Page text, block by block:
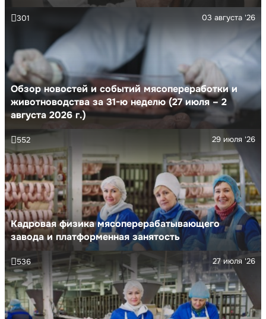
Обзор новостей и событий мясопереработки и
животноводства за 31-ю неделю (27 июля – 2
августа 2026 г.)
03 августа '26
301
Кадровая физика мясоперерабатывающего
завода и платформенная занятость
29 июля '26
552
27 июля '26
536